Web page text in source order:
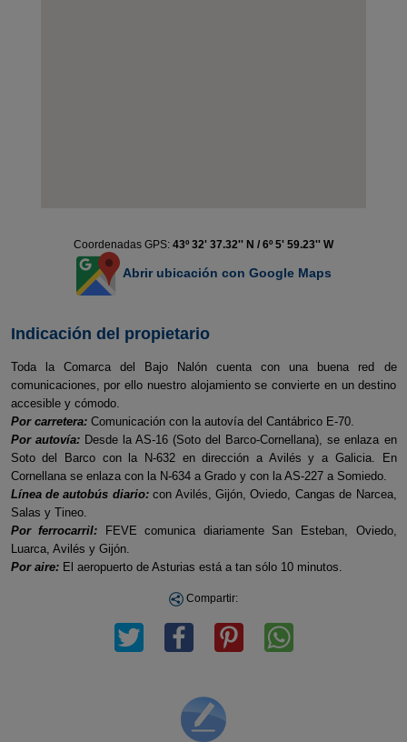
Coordenadas GPS: 43º 32' 37.32'' N / 6º 5' 59.23'' W
Abrir ubicación con Google Maps
Indicación del propietario
Toda la Comarca del Bajo Nalón cuenta con una buena red de
comunicaciones, por ello nuestro alojamiento se convierte en un destino
accesible y cómodo.
Por carretera:Comunicación con la autovía del Cantábrico E-70.
Por autovía:Desde la AS-16 (Soto del Barco-Cornellana), se enlaza en
Soto del Barco con la N-632 en dirección a Avilés y a Galicia. En
Cornellana se enlaza con la N-634 a Grado y con la AS-227 a Somiedo.
Línea de autobús diario:con Avilés, Gijón, Oviedo, Cangas de Narcea,
Salas y Tineo.
Por ferrocarril: FEVE comunica diariamente San Esteban, Oviedo,
Luarca, Avilés y Gijón.
Por aire:El aeropuerto de Asturias está a tan sólo 10 minutos.
Compartir: